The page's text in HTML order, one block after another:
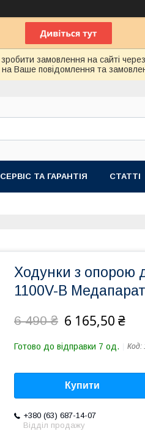
замовлення на сайті
Ваше повідомлення та
СЕРВІС ТА ГАРАНТІЯ СТАТТІ
Ходунки з опорою
1100V-B
6 490 ₴ 6 165,50 ₴
Готово до відправки 7 од. Код:
Купити
+380 (63) 687-14-07
Відділ продажу